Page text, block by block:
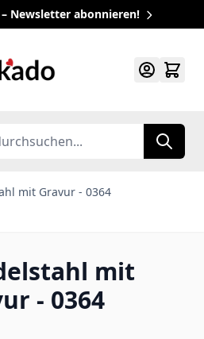
Newsletter abonnieren!
mit Gravur - 0364
mit
- 0364